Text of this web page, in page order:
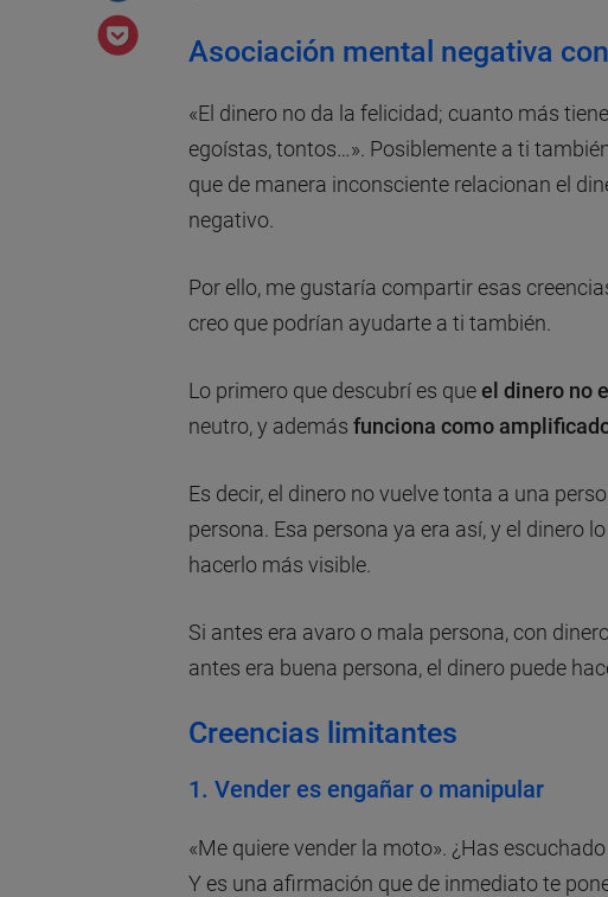
Asociación mental negativa
«El dinero no da la felicidad; cuanto más
egoístas, tontos…». Posiblemente a ti
que de manera inconsciente relacionan el
negativo.
Por ello, me gustaría compartir esas
creo que podrían ayudarte a ti también.
Lo primero que descubrí es queel dinero no
neutro, y además funciona como
Es decir, el dinero no vuelve tonta a una
persona. Esa persona ya era así, y el dinero
hacerlo más visible.
Si antes era avaro o mala persona, con
antes era buena persona, el dinero puede
Creencias limitantes
1. Vender es engañar o manipular
«Me quiere vender la moto». ¿Has
Y es una afirmación que de inmediato te